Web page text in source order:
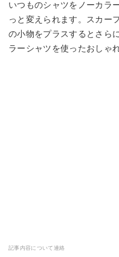
いつものシャツをノーカラ
っと変えられます。スカー
の小物をプラスするとさら
ラーシャツを使ったおしゃ
記事内容について連絡